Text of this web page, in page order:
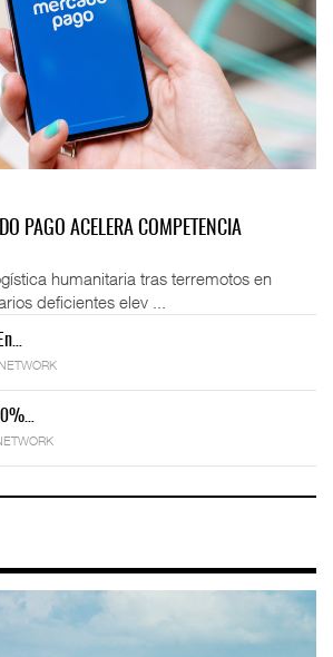
PAGO ACELERA COMPETENCIA
humanitaria tras terremotos en
deficientes elev ...